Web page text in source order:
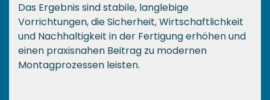
Das Ergebnis sind stabile, langlebige
Vorrichtungen, die Sicherheit, Wirtschaftlichkeit
und Nachhaltigkeit in der Fertigung erhöhen und
einen praxisnahen Beitrag zu modernen
Montagprozessen leisten.